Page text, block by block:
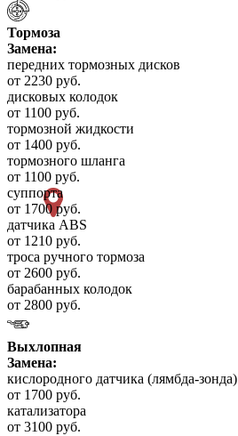
Тормоза
Замена:
передних тормозных дисков
от 2230 руб.
дисковых колодок
от 1100 руб.
тормозной жидкости
от 1400 руб.
тормозного шланга
от 1100 руб.
суппорта
от 1700 руб.
датчика ABS
от 1210 руб.
троса ручного тормоза
от 2600 руб.
барабанных колодок
от 2800 руб.
Выхлопная
Замена:
кислородного датчика (лямбда-зонда)
от 1700 руб.
катализатора
от 3100 руб.